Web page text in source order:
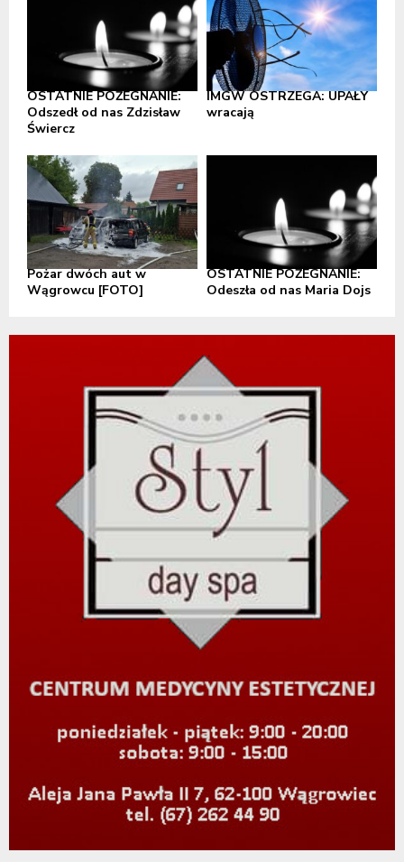
OSTATNIE POŻEGNANIE:
Odszedł od nas Zdzisław
Świercz
IMGW OSTRZEGA: UPAŁY
wracają
Pożar dwóch aut w
Wągrowcu [FOTO]
OSTATNIE POŻEGNANIE:
Odeszła od nas Maria Dojs